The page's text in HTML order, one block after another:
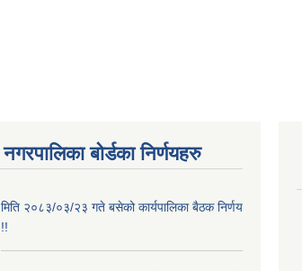
नगरपालिका बोर्डका निर्णयहरु
मिति २०८३/०३/२३ गते बसेको कार्यपालिका बैठक निर्णय
!!